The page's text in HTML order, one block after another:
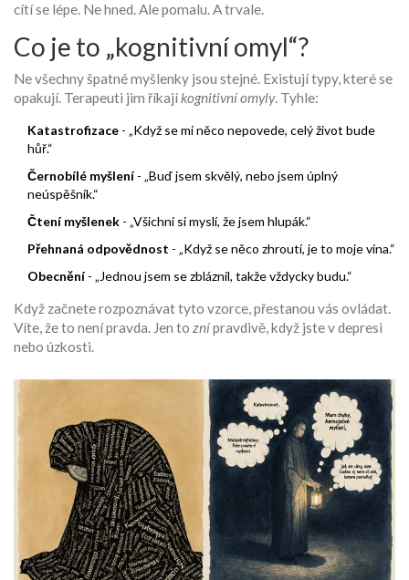
cítí se lépe. Ne hned. Ale pomalu. A trvale.
Co je to „kognitivní omyl“?
Ne všechny špatné myšlenky jsou stejné. Existují typy, které se
opakují. Terapeuti jim říkajíkognitivní omyly. Tyhle:
Katastrofizace - „Když se mi něco nepovede, celý život bude
hůř.“
Černobílé myšlení - „Buď jsem skvělý, nebo jsem úplný
neúspěšník.“
Čtení myšlenek - „Všichni si myslí, že jsem hlupák.“
Přehnaná odpovědnost - „Když se něco zhroutí, je to moje vina.“
Obecnění - „Jednou jsem se zbláznil, takže vždycky budu.“
Když začnete rozpoznávat tyto vzorce, přestanou vás ovládat.
Víte, že to není pravda. Jen to znípravdivě, když jste v depresi
nebo úzkosti.